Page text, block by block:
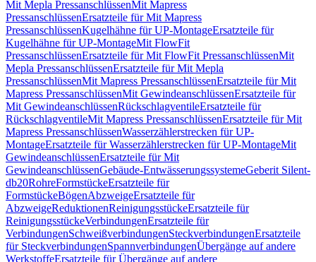
Mit Mepla PressanschlüssenMit Mapress
PressanschlüssenErsatzteile für Mit Mapress
PressanschlüssenKugelhähne für UP-MontageErsatzteile für
Kugelhähne für UP-MontageMit FlowFit
PressanschlüssenErsatzteile für Mit FlowFit PressanschlüssenMit
Mepla PressanschlüssenErsatzteile für Mit Mepla
PressanschlüssenMit Mapress PressanschlüssenErsatzteile für Mit
Mapress PressanschlüssenMit GewindeanschlüssenErsatzteile für
Mit GewindeanschlüssenRückschlagventileErsatzteile für
RückschlagventileMit Mapress PressanschlüssenErsatzteile für Mit
Mapress PressanschlüssenWasserzählerstrecken für UP-
MontageErsatzteile für Wasserzählerstrecken für UP-MontageMit
GewindeanschlüssenErsatzteile für Mit
GewindeanschlüssenGebäude-EntwässerungssystemeGeberit Silent-
db20RohreFormstückeErsatzteile für
FormstückeBögenAbzweigeErsatzteile für
AbzweigeReduktionenReinigungsstückeErsatzteile für
ReinigungsstückeVerbindungenErsatzteile für
VerbindungenSchweißverbindungenSteckverbindungenErsatzteile
für SteckverbindungenSpannverbindungenÜbergänge auf andere
WerkstoffeErsatzteile für Übergänge auf andere